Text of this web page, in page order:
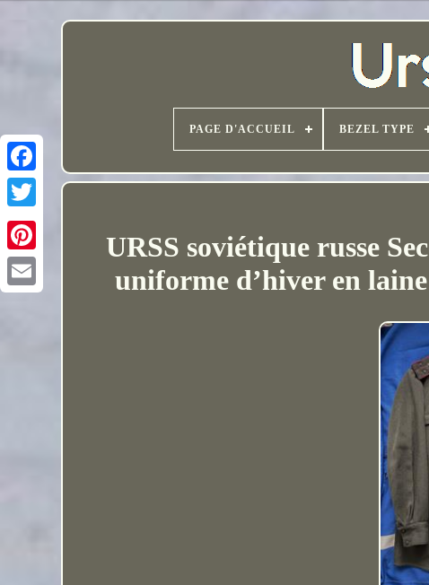
PAGE D'ACCUEIL BEZEL TYPE
URSS soviétique russe
uniforme d’hiver en